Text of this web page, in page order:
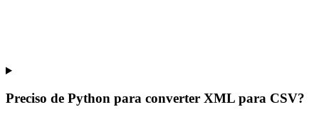
Preciso de Python para converter XML para CSV?